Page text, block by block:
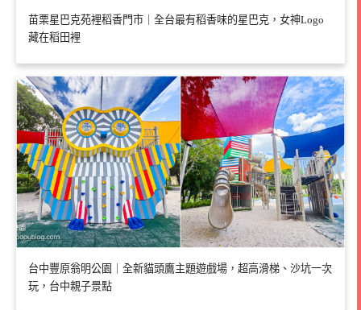
苗栗星巴克苑裡稻香門市｜全台最有稻香味的星巴克，女神Logo
藏在稻田裡
台中豐原翁明公園｜全新貓頭鷹主題遊戲場，超高滑梯、沙坑一次
玩，台中親子景點